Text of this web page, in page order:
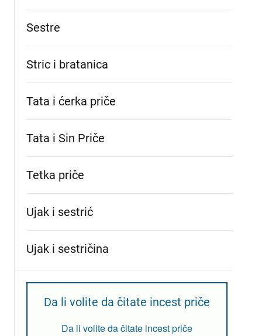
Sestre
Stric i bratanica
Tata i ćerka priče
Tata i Sin Priče
Tetka priče
Ujak i sestrić
Ujak i sestričina
Da li volite da čitate incest priče
Da li volite da čitate incest priče